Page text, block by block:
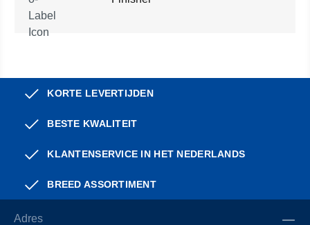
KORTE LEVERTIJDEN
BESTE KWALITEIT
KLANTENSERVICE IN HET NEDERLANDS
BREED ASSORTIMENT
Adres